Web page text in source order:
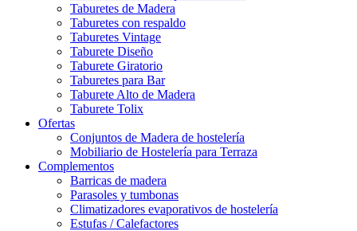
Taburetes de Madera
Taburetes con respaldo
Taburetes Vintage
Taburete Diseño
Taburete Giratorio
Taburetes para Bar
Taburete Alto de Madera
Taburete Tolix
Ofertas
Conjuntos de Madera de hostelería
Mobiliario de Hostelería para Terraza
Complementos
Barricas de madera
Parasoles y tumbonas
Climatizadores evaporativos de hostelería
Estufas / Calefactores